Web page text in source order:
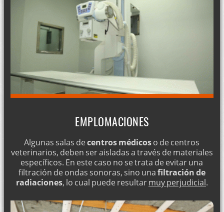
EMPLOMACIONES
Algunas salas decentros médicoso de centros
veterinarios, deben ser aisladas a través de materiales
específicos. En este caso no se trata de evitar una
filtración de ondas sonoras, sino unafiltración de
radiaciones, lo cual puede resultarmuy perjudicial.